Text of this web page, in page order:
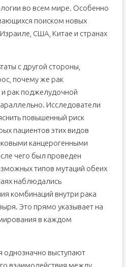
во всем мире. Особенно
поиском новых
США, Китае и странах
с другой стороны,
почему же рак
рак поджелудочной
Исследователи
повышенный риск
пациентов этих видов
канцерогенными
чего был проведен
типов мутаций обеих
наблюдались
комбинаций внутри рака
Это прямо указывает на
в каждом
однозначно выступают
взаимодействия между